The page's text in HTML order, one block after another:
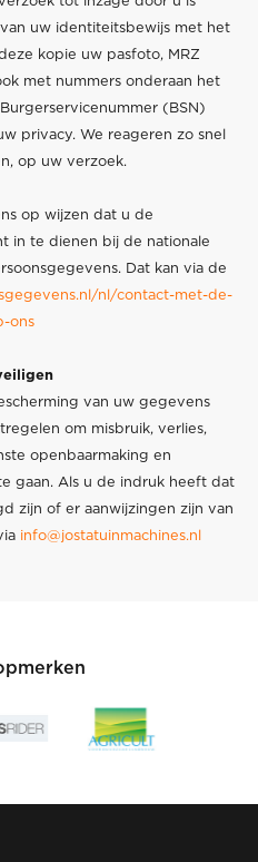
uw identiteitsbewijs met het
kopie uw pasfoto, MRZ
met nummers onderaan het
(BSN)
privacy. We reageren zo snel
op uw verzoek.
op wijzen dat u de
in te dienen bij de nationale
Dat kan via de
nl/contact-met-de-
ons
van uw gegevens
om misbruik, verlies,
openbaarmaking en
gaan. Als u de indruk heeft dat
zijn of er aanwijzingen zijn van
info@jostatuinmachines.nl